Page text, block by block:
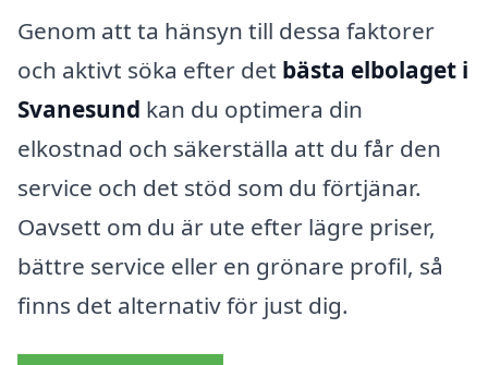
Genom att ta hänsyn till dessa faktorer
och aktivt söka efter det bästa elbolaget i
Svanesund kan du optimera din
elkostnad och säkerställa att du får den
service och det stöd som du förtjänar.
Oavsett om du är ute efter lägre priser,
bättre service eller en grönare profil, så
finns det alternativ för just dig.